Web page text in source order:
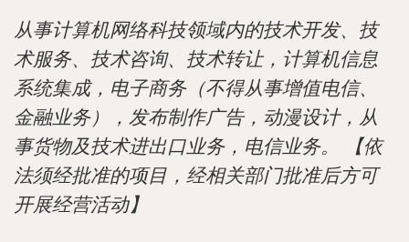
从事计算机网络科技领域内的技术开发、技
术服务、技术咨询、技术转让，计算机信息
系统集成，电子商务（不得从事增值电信、
金融业务），发布制作广告，动漫设计，从
事货物及技术进出口业务，电信业务。 【依
法须经批准的项目，经相关部门批准后方可
开展经营活动】